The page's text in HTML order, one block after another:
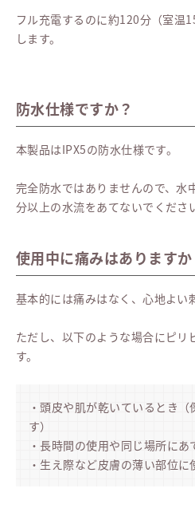
フル充電するのに約120分（室
します。
防水仕様ですか？
本製品はIPX5の防水仕様です。
完全防水ではありませんので、水
分以上の水流をあてないでくださ
使用中に痛みはありますか
基本的には痛みはなく、心地よい
ただし、以下のような場合にピリ
す。
・頭皮や肌が乾いているとき
す）
・長時間の使用や同じ場所にあ
・生え際など皮膚の薄い部位に